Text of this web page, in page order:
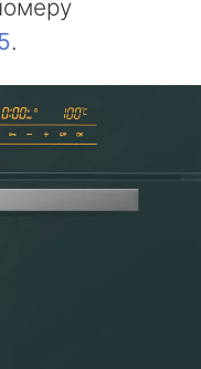
.